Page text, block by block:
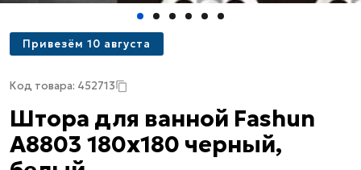
Привезём 10 августа
Код товара: 452713
Штора для ванной Fashun
A8803 180х180 черный,